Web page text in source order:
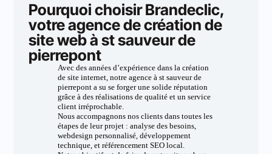
Pourquoi choisir Brandeclic,
votre agence de création de
site web à st sauveur de
pierrepont
Avec des années d’expérience dans la création
de site internet, notre agence à st sauveur de
pierrepont a su se forger une solide réputation
grâce à des réalisations de qualité et un service
client irréprochable.
Nous accompagnons nos clients dans toutes les
étapes de leur projet : analyse des besoins,
webdesign personnalisé, développement
technique, et référencement SEO local.